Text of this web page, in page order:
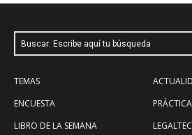
Buscar: Escribe aquí tu búsqueda
TEMAS
ENCUESTA
LIBRO DE LA SEMANA